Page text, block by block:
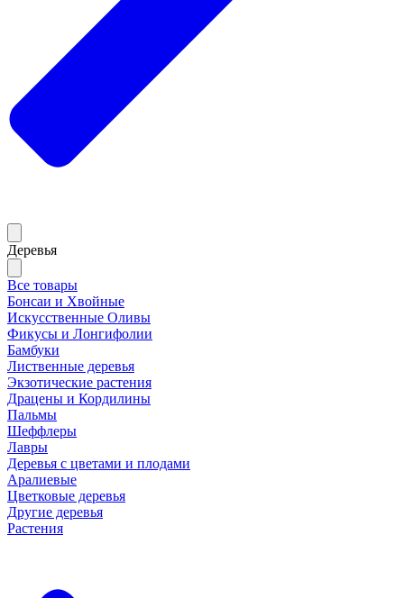
Деревья
Все товары
Бонсаи и Хвойные
Искусственные Оливы
Фикусы и Лонгифолии
Бамбуки
Лиственные деревья
Экзотические растения
Драцены и Кордилины
Пальмы
Шеффлеры
Лавры
Деревья с цветами и плодами
Аралиевые
Цветковые деревья
Другие деревья
Растения